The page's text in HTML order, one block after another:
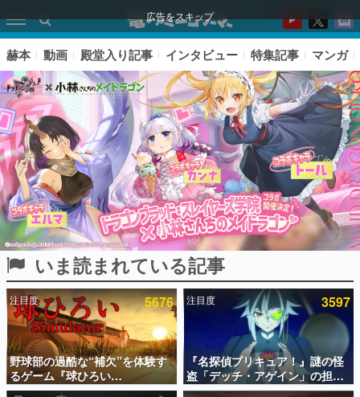
広告をスキップ
ピックアップ
電ファミのいま読まれている記事ランキング
アプリセール情報
インタビュー
赫本 動画 殿堂入り記事 インタビュー 特集記事 マンガ
いま読まれている記事
注目度 5676
野球部の過酷な“補欠”を体験す
るゲーム『球ひろい
Simulator』が「1件」のウィッ
注目度 3597
『名探偵プリキュア！』謎の怪
盗「デッチ・アゲイン」の担当
キャストは天﨑滉平さんと判